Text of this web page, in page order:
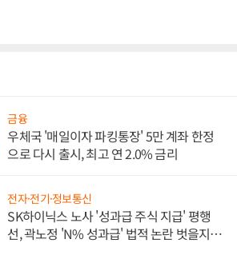
금융
우체국 '매일이자 파킹통장' 5만 계좌 한정
으로 다시 출시, 최고 연 2.0% 금리
전자·전기·정보통신
SK하이닉스 노사 '성과급 주식 지급' 평행
선, 곽노정 'N% 성과급' 법적 논란 벗을지 주